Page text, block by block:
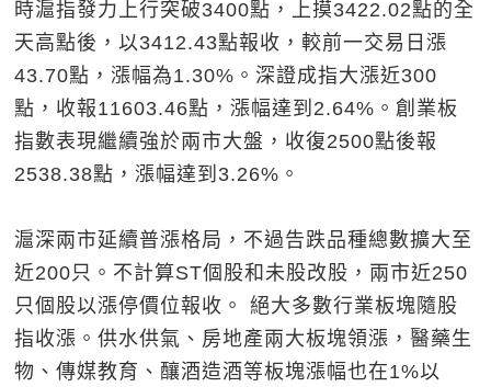
時滬指發力上行突破3400點，上摸3422.02點的全
天高點後，以3412.43點報收，較前一交易日漲
43.70點，漲幅為1.30%。深證成指大漲近300
點，收報11603.46點，漲幅達到2.64%。創業板
指數表現繼續強於兩市大盤，收復2500點後報
2538.38點，漲幅達到3.26%。
滬深兩市延續普漲格局，不過告跌品種總數擴大至
近200只。不計算ST個股和未股改股，兩市近250
只個股以漲停價位報收。 絕大多數行業板塊隨股
指收漲。供水供氣、房地產兩大板塊領漲，醫藥生
物、傳媒教育、釀酒造酒等板塊漲幅也在1%以